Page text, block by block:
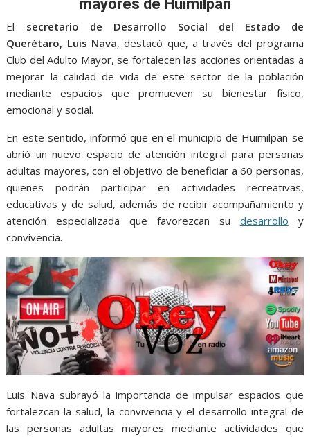
o
k
p
p
g
er
m
mayores de Huimilpan
El secretario de Desarrollo Social del Estado de
Querétaro, Luis Nava, destacó que, a través del programa
Club del Adulto Mayor, se fortalecen las acciones orientadas a
mejorar la calidad de vida de este sector de la población
mediante espacios que promueven su bienestar físico,
emocional y social.
En este sentido, informó que en el municipio de Huimilpan se
abrió un nuevo espacio de atención integral para personas
adultas mayores, con el objetivo de beneficiar a 60 personas,
quienes podrán participar en actividades recreativas,
educativas y de salud, además de recibir acompañamiento y
atención especializada que favorezcan su desarrollo y
convivencia.
Luis Nava subrayó la importancia de impulsar espacios que
fortalezcan la salud, la convivencia y el desarrollo integral de
las personas adultas mayores mediante actividades que